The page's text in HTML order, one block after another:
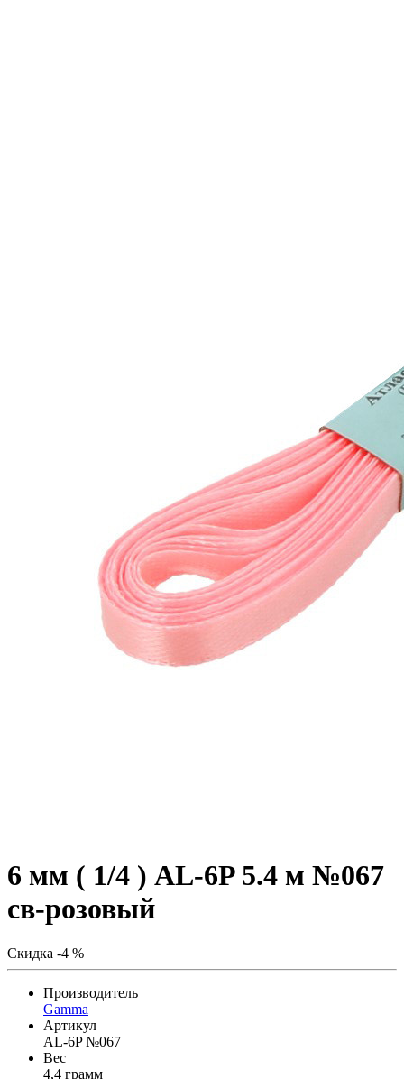
6 мм ( 1/4 ) AL-6P 5.4 м №067
св-розовый
Скидка -4 %
Производитель
Gamma
Артикул
AL-6P №067
Вес
4,4 грамм